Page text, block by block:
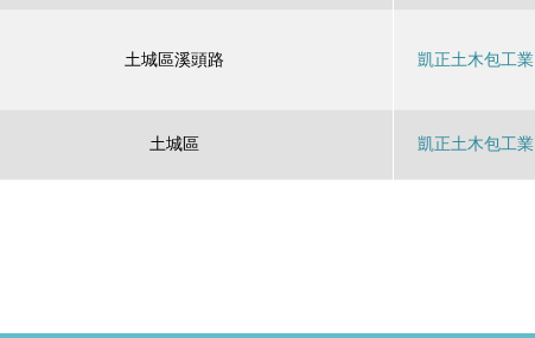
土城區溪頭路 凱正土木包工業
土城區 凱正土木包工業